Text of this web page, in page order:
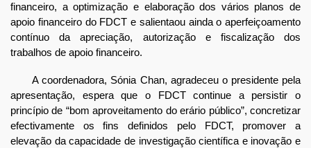
financeiro, a optimização e elaboração dos vários planos de
apoio financeiro do FDCT e salientaou ainda o aperfeiçoamento
contínuo da apreciação, autorização e fiscalização dos
trabalhos de apoio financeiro.
A coordenadora, Sónia Chan, agradeceu o presidente pela
apresentação, espera que o FDCT continue a persistir o
princípio de “bom aproveitamento do erário público”, concretizar
efectivamente os fins definidos pelo FDCT, promover a
elevação da capacidade de investigação científica e inovação e